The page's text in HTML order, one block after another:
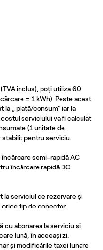
inclus), poți utiliza 60
= 1 kWh). Peste acest
la „ plată/consum” iar la
serviciului va fi calculat
(1 unitate de
stabilit pentru serviciu.
semi-rapidă AC
încărcare rapidă DC
la serviciul de rezervare și
tip de conector.
cu abonarea la serviciu și
lună, în aceeași zi.
și modificările taxei lunare